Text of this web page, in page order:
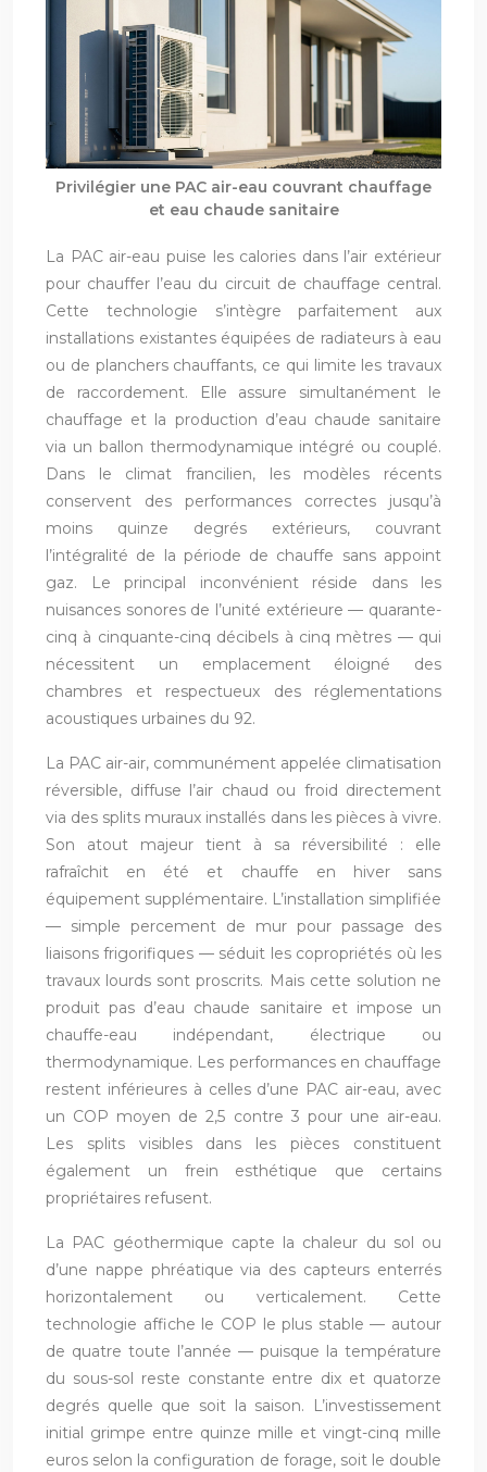
Privilégier une PAC air-eau couvrant chauffage
et eau chaude sanitaire
La PAC air-eau puise les calories dans l’air extérieur
pour chauffer l’eau du circuit de chauffage central.
Cette technologie s’intègre parfaitement aux
installations existantes équipées de radiateurs à eau
ou de planchers chauffants, ce qui limite les travaux
de raccordement. Elle assure simultanément le
chauffage et la production d’eau chaude sanitaire
via un ballon thermodynamique intégré ou couplé.
Dans le climat francilien, les modèles récents
conservent des performances correctes jusqu’à
moins quinze degrés extérieurs, couvrant
l’intégralité de la période de chauffe sans appoint
gaz. Le principal inconvénient réside dans les
nuisances sonores de l’unité extérieure — quarante-
cinq à cinquante-cinq décibels à cinq mètres — qui
nécessitent un emplacement éloigné des
chambres et respectueux des réglementations
acoustiques urbaines du 92.
La PAC air-air, communément appelée climatisation
réversible, diffuse l’air chaud ou froid directement
via des splits muraux installés dans les pièces à vivre.
Son atout majeur tient à sa réversibilité : elle
rafraîchit en été et chauffe en hiver sans
équipement supplémentaire. L’installation simplifiée
— simple percement de mur pour passage des
liaisons frigorifiques — séduit les copropriétés où les
travaux lourds sont proscrits. Mais cette solution ne
produit pas d’eau chaude sanitaire et impose un
chauffe-eau indépendant, électrique ou
thermodynamique. Les performances en chauffage
restent inférieures à celles d’une PAC air-eau, avec
un COP moyen de 2,5 contre 3 pour une air-eau.
Les splits visibles dans les pièces constituent
également un frein esthétique que certains
propriétaires refusent.
La PAC géothermique capte la chaleur du sol ou
d’une nappe phréatique via des capteurs enterrés
horizontalement ou verticalement. Cette
technologie affiche le COP le plus stable — autour
de quatre toute l’année — puisque la température
du sous-sol reste constante entre dix et quatorze
degrés quelle que soit la saison. L’investissement
initial grimpe entre quinze mille et vingt-cinq mille
euros selon la configuration de forage, soit le double